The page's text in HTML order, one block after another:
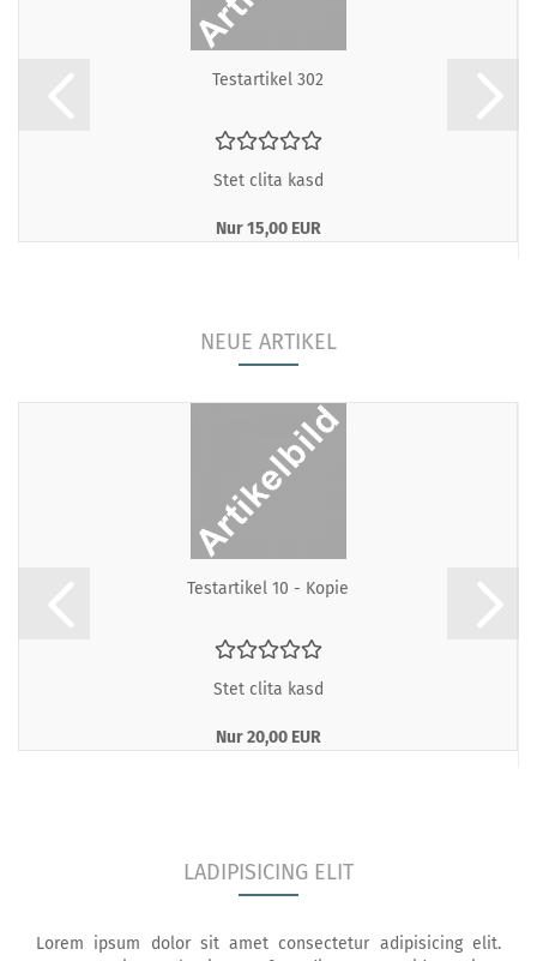
Te­st­ar­ti­kel 302
Stet clita kasd
Nur 15,00 EUR
NEUE ARTIKEL
Te­st­ar­ti­kel 10 - Kopie
Stet clita kasd
Nur 20,00 EUR
LADIPISICING ELIT
Lorem ipsum dolor sit amet consectetur adipisicing elit.